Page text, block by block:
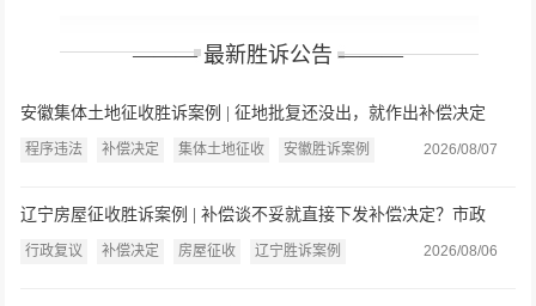
——— 最新胜诉公告 ———
安徽集体土地征收胜诉案例 | 征地批复还没出，就作出补偿决定
了？法院：缺乏法律依据，连同复议决定一并撤销
程序违法 补偿决定 集体土地征收 安徽胜诉案例 2026/08/07
辽宁房屋征收胜诉案例 | 补偿谈不妥就直接下发补偿决定？市政
府：认定事实不清、程序严重违法
行政复议 补偿决定 房屋征收 辽宁胜诉案例 2026/08/06